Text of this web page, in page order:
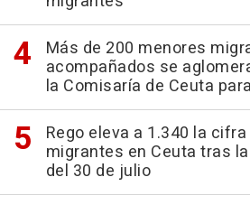
Más de 200 menores
acompañados se
la Comisaría de Ceuta
Rego eleva a 1.340 la
migrantes en Ceuta tras
del 30 de julio